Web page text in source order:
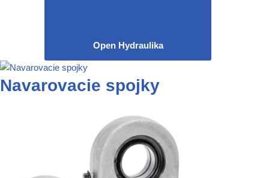
Open Hydraulika
Navarovacie spojky